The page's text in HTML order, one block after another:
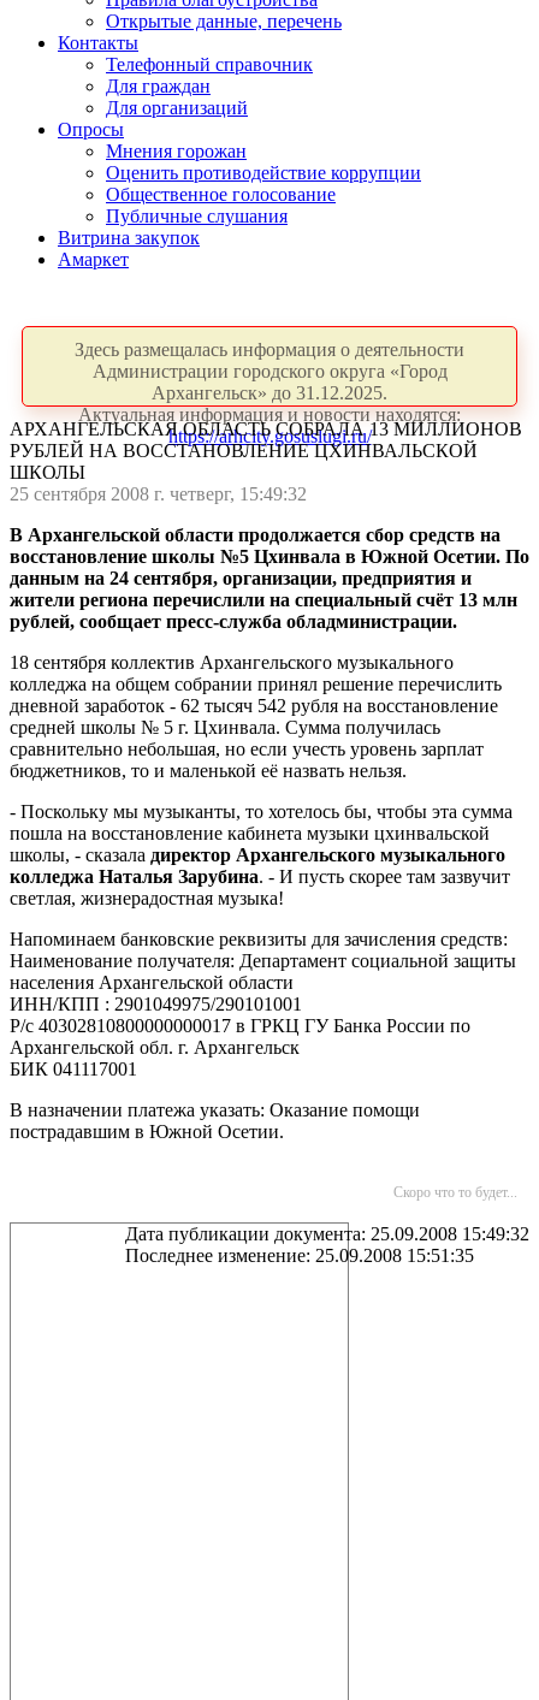
Открытые данные, перечень
Контакты
Телефонный справочник
Для граждан
Для организаций
Опросы
Мнения горожан
Оценить противодействие коррупции
Общественное голосование
Публичные слушания
Витрина закупок
Амаркет
Здесь размещалась информация о деятельности
Администрации городского округа «Город
Архангельск» до 31.12.2025.
Актуальная информация и новости находятся:
https://arhcity.gosuslugi.ru/
АРХАНГЕЛЬСКАЯ ОБЛАСТЬ СОБРАЛА 13 МИЛЛИОНОВ
РУБЛЕЙ НА ВОССТАНОВЛЕНИЕ ЦХИНВАЛЬСКОЙ
ШКОЛЫ
25 сентября 2008 г. четверг, 15:49:32
В Архангельской области продолжается сбор средств на
восстановление школы №5 Цхинвала в Южной Осетии. По
данным на 24 сентября, организации, предприятия и
жители региона перечислили на специальный счёт 13 млн
рублей, сообщает пресс-служба обладминистрации.
18 сентября коллектив Архангельского музыкального
колледжа на общем собрании принял решение перечислить
дневной заработок - 62 тысяч 542 рубля на восстановление
средней школы № 5 г. Цхинвала. Сумма получилась
сравнительно небольшая, но если учесть уровень зарплат
бюджетников, то и маленькой её назвать нельзя.
- Поскольку мы музыканты, то хотелось бы, чтобы эта сумма
пошла на восстановление кабинета музыки цхинвальской
школы, - сказала директор Архангельского музыкального
колледжа Наталья Зарубина. - И пусть скорее там зазвучит
светлая, жизнерадостная музыка!
Напоминаем банковские реквизиты для зачисления средств:
Наименование получателя: Департамент социальной защиты
населения Архангельской области
ИНН/КПП : 2901049975/290101001
Р/с 40302810800000000017 в ГРКЦ ГУ Банка России по
Архангельской обл. г. Архангельск
БИК 041117001
В назначении платежа указать: Оказание помощи
пострадавшим в Южной Осетии.
Скоро что то будет...
Дата публикации документа: 25.09.2008 15:49:32
Последнее изменение: 25.09.2008 15:51:35